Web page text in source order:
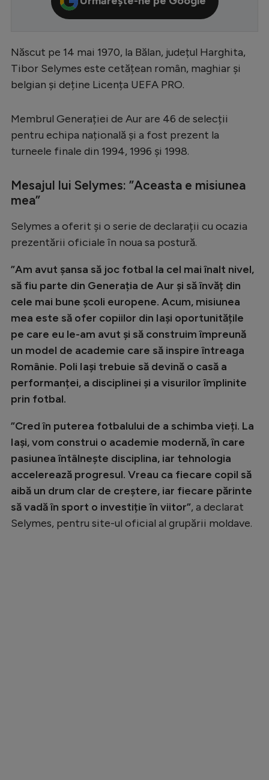
Conference League
Premier League
LaLiga
Bundesliga
Ligue 1
Starurile fotbalului
Stranieri
Tenis
Handbal
Natație
Formula 1
Auto
Rugby
Ciclism
JO 2024
Născut pe 14 mai 1970, la Bălan, județul Harghita,
Tibor Selymes este cetățean român, maghiar și
belgian și deține Licența UEFA PRO.
Membrul Generației de Aur are 46 de selecții
pentru echipa națională și a fost prezent la
turneele finale din 1994, 1996 și 1998.
Mesajul lui Selymes: ”Aceasta e misiunea
mea”
Selymes a oferit și o serie de declarații cu ocazia
prezentării oficiale în noua sa postură.
”Am avut șansa să joc fotbal la cel mai înalt nivel,
să fiu parte din Generația de Aur și să învăț din
cele mai bune școli europene. Acum, misiunea
mea este să ofer copiilor din Iași oportunitățile
pe care eu le-am avut și să construim împreună
un model de academie care să inspire întreaga
Românie. Poli Iași trebuie să devină o casă a
performanței, a disciplinei și a visurilor împlinite
prin fotbal.
”Cred în puterea fotbalului de a schimba vieți. La
Iași, vom construi o academie modernă, în care
pasiunea întâlnește disciplina, iar tehnologia
accelerează progresul. Vreau ca fiecare copil să
aibă un drum clar de creștere, iar fiecare părinte
să vadă în sport o investiție în viitor”, a declarat
Selymes, pentru site-ul oficial al grupării moldave.